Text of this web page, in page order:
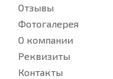
Отзывы
Фотогалерея
О компании
Реквизиты
Контакты